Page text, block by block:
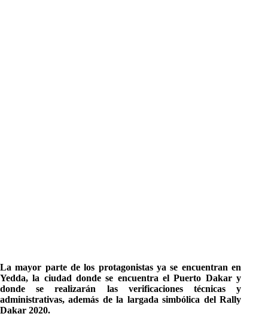
La mayor parte de los protagonistas ya se encuentran en
Yedda, la ciudad donde se encuentra el Puerto Dakar y
donde se realizarán las verificaciones técnicas y
administrativas, además de la largada simbólica del Rally
Dakar 2020.